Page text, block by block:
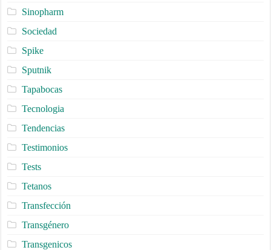
Sinopharm
Sociedad
Spike
Sputnik
Tapabocas
Tecnologia
Tendencias
Testimonios
Tests
Tetanos
Transfección
Transgénero
Transgenicos